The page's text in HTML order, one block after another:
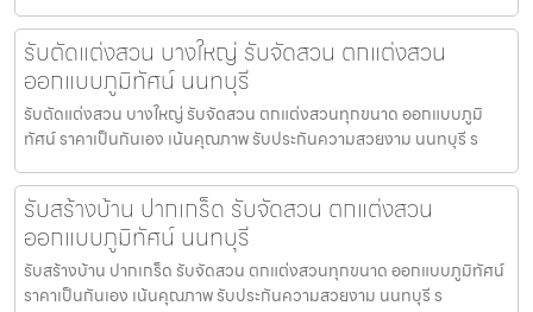
รับตัดแต่งสวน บางใหญ่ รับจัดสวน ตกแต่งสวน
ออกแบบภูมิทัศน์ นนทบุรี
รับตัดแต่งสวน บางใหญ่ รับจัดสวน ตกแต่งสวนทุกขนาด ออกแบบภูมิ
ทัศน์ ราคาเป็นกันเอง เน้นคุณภาพ รับประกันความสวยงาม นนทบุรี ร
รับสร้างบ้าน ปากเกร็ด รับจัดสวน ตกแต่งสวน
ออกแบบภูมิทัศน์ นนทบุรี
รับสร้างบ้าน ปากเกร็ด รับจัดสวน ตกแต่งสวนทุกขนาด ออกแบบภูมิทัศน์
ราคาเป็นกันเอง เน้นคุณภาพ รับประกันความสวยงาม นนทบุรี ร